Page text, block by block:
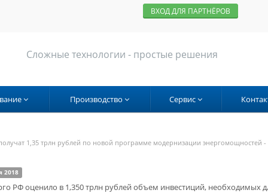
ВХОД ДЛЯ ПАРТНЁРОВ
Сложные технологии - простые решения
Производство Сервис
1,35 трлн рублей по новой программе модернизации энергомощностей
2018
РФ оценило в 1,350 трлн рублей объем инвестиций, необходимых